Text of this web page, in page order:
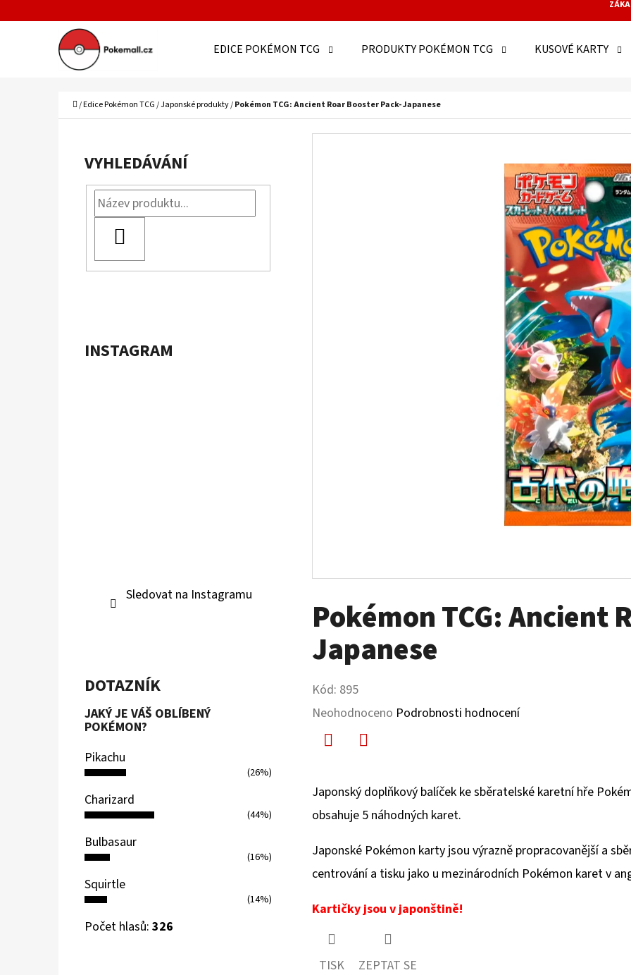
EDICE POKÉMON TCG PRODUKTY POKÉMON TCG KUSOVÉ KARTY
Domů
/Edice Pokémon TCG/Japonské produkty/Pokémon TCG: Ancient Roar Booster Pack- Japanese
VYHLEDÁVÁNÍ
INSTAGRAM
Sledovat na Instagramu
DOTAZNÍK
JAKÝ JE VÁŠ OBLÍBENÝ
POKÉMON?
Pikachu
(26%)
Charizard
(44%)
Bulbasaur
(16%)
Squirtle
(14%)
Počet hlasů: 326
Pokémon TCG: Ancient
Japanese
Kód: 895
Průměrné
hodnocení
0,0
5
hvězdiček.
Neohodnoceno Podrobnosti hodnocení
Japonský doplňkový balíček ke sběratelské karetní hře
obsahuje 5 náhodných karet.
Japonské Pokémon karty jsou výrazně propracovanější a
centrování a tisku jako u mezinárodních Pokémon karet v
Kartičky jsou v japonštině!
TISK ZEPTAT SE
Zpět
do
obchodu
Zpět
do
obchodu
POKÉMON TCG:
449 Kč